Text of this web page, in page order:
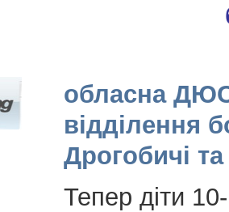
обласна
відділення
Дрогобичі
Тепер діти